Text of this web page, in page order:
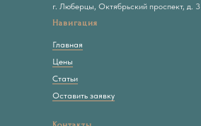
Навигация
Главная
Цены
Статьи
Оставить заявку
г. Люберцы, Октябрьский проспект, д. 3